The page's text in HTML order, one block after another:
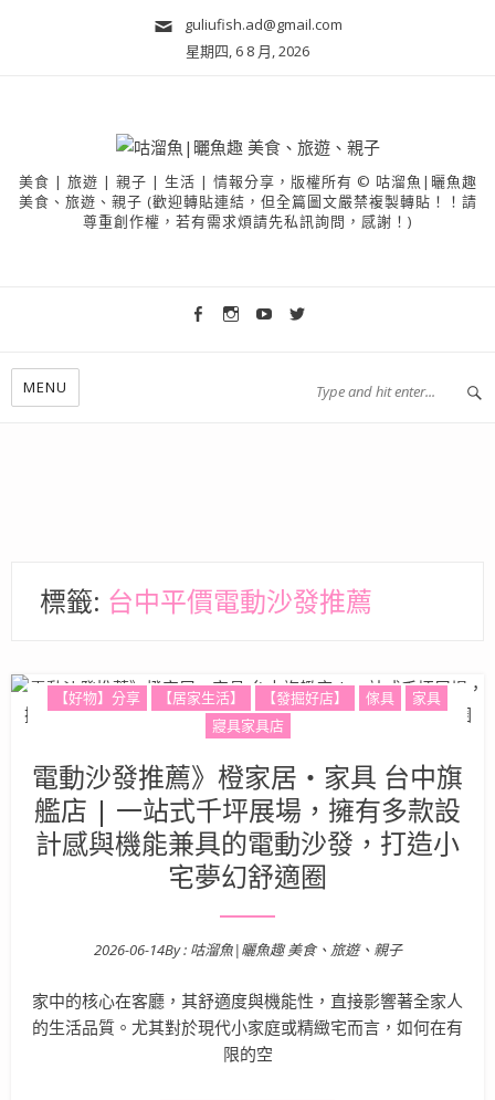
guliufish.ad@gmail.com
星期四, 6 8 月, 2026
美食 | 旅遊 | 親子 | 生活 | 情報分享，版權所有 © 咕溜魚|曬魚趣
美食、旅遊、親子 (歡迎轉貼連結，但全篇圖文嚴禁複製轉貼！！請
尊重創作權，若有需求煩請先私訊詢問，感謝！)
MENU
標籤: 台中平價電動沙發推薦
【好物】分享 【居家生活】 【發掘好店】 傢具
家具
寢具家具店
電動沙發推薦》橙家居・家具 台中旗
艦店 | 一站式千坪展場，擁有多款設
計感與機能兼具的電動沙發，打造小
宅夢幻舒適圈
Posted on
2026-06-14By : 咕溜魚|曬魚趣 美食、旅遊、親子
家中的核心在客廳，其舒適度與機能性，直接影響著全家人
的生活品質。尤其對於現代小家庭或精緻宅而言，如何在有
限的空